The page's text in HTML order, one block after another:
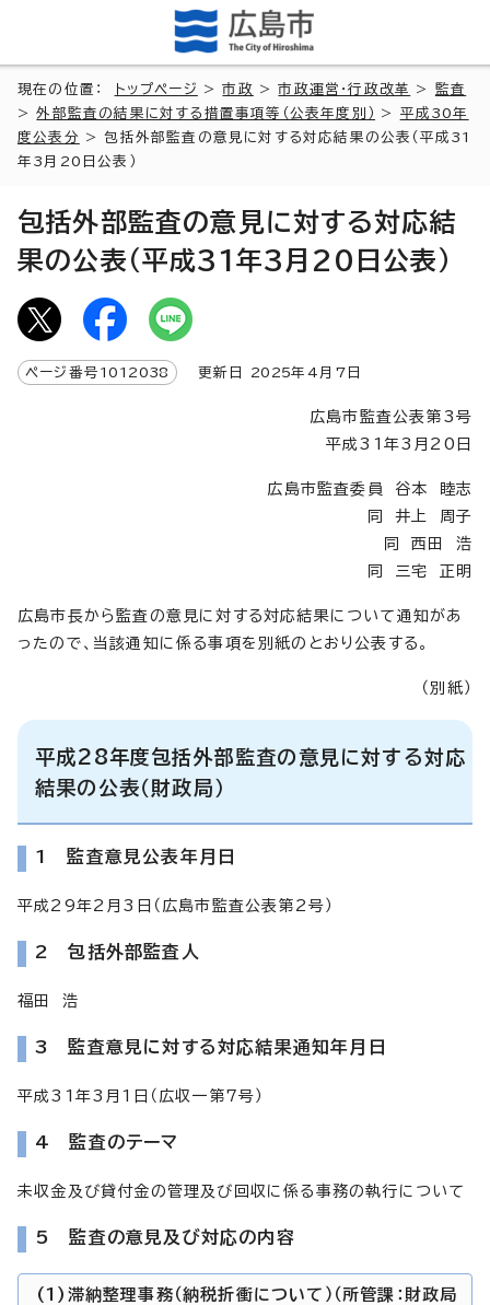
現在の位置： トップページ >市政 >市政運営・行政改革 > 監査
>外部監査の結果に対する措置事項等（公表年度別） > 平成30年
度公表分 > 包括外部監査の意見に対する対応結果の公表（平成31
年3月20日公表）
包括外部監査の意見に対する対応結
果の公表（平成31年3月20日公表）
ページ番号 1012038 更新日 2025年4月7日
広島市監査公表第3号
平成31年3月20日
広島市監査委員 谷本 睦志
同 井上 周子
同 西田 浩
同 三宅 正明
広島市長から監査の意見に対する対応結果について通知があ
ったので、当該通知に係る事項を別紙のとおり公表する。
（別紙）
平成28年度包括外部監査の意見に対する対応
結果の公表（財政局）
1 監査意見公表年月日
平成29年2月3日（広島市監査公表第2号）
2 包括外部監査人
福田 浩
3 監査意見に対する対応結果通知年月日
平成31年3月1日（広収一第7号）
4 監査のテーマ
未収金及び貸付金の管理及び回収に係る事務の執行について
5 監査の意見及び対応の内容
(1)滞納整理事務（納税折衝について）（所管課：財政局